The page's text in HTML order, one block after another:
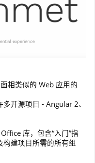
相类似的 Web 应用的
开源项目 - Angular 2、
库，包含“入门”指
建项目所需的所有组